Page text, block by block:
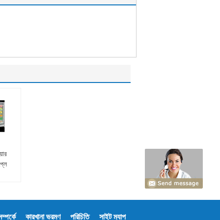
সাইট ম্যাপ
পরিচিতি
কারখানা ভ্রমণ